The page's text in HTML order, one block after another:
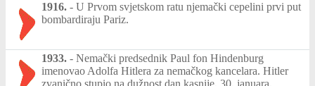
1916. - U Prvom svjetskom ratu njemački cepelini prvi put
bombardiraju Pariz.
1933. - Nemački predsednik Paul fon Hindenburg
imenovao Adolfa Hitlera za nemačkog kancelara. Hitler
zvanično stupio na dužnost dan kasnije, 30. januara.